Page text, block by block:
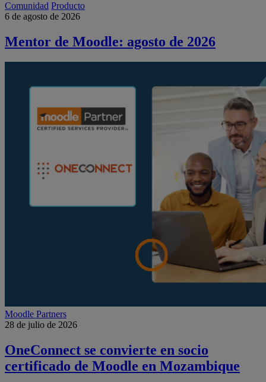
Comunidad Producto
6 de agosto de 2026
Mentor de Moodle: agosto de 2026
Moodle Partners
28 de julio de 2026
OneConnect se convierte en socio
certificado de Moodle en Mozambique